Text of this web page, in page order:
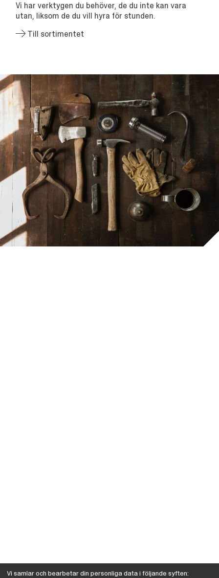
Vi har verktygen du behöver, de du inte kan vara
utan, liksom de du vill hyra för stunden.
Till sortimentet
Vi samlar och bearbetar din personliga data i följande syften: